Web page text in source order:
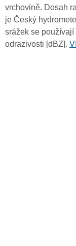
vrchovině. Dosah
je Český
srážek se
odrazivosti [dBZ].